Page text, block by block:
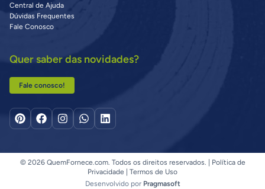
Central de Ajuda
Dúvidas Frequentes
Fale Conosco
Quer saber das novidades?
Fale conosco!
© 2026 QuemFornece.com. Todos os direitos reservados. |
Política de
Privacidade
Termos de Uso
Desenvolvido por Pragmasoft